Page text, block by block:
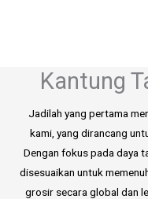
Kantung
Jadilah yang pertama
kami, yang dirancang
Dengan fokus pada daya
disesuaikan untuk
grosir secara global dan